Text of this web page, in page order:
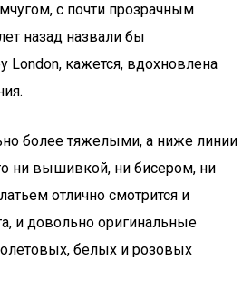
с почти прозрачным
назад назвали бы
London, кажется, вдохновлена
более тяжелыми, а ниже линии
ни вышивкой, ни бисером, ни
отлично смотрится и
и довольно оригинальные
белых и розовых